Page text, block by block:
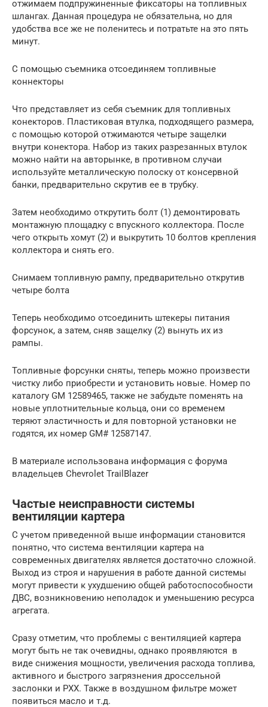
отжимаем подпружиненные фиксаторы на топливных
шлангах. Данная процедура не обязательна, но для
удобства все же не поленитесь и потратьте на это пять
минут.
С помощью съемника отсоединяем топливные
коннекторы
Что представляет из себя съемник для топливных
конекторов. Пластиковая втулка, подходящего размера,
с помощью которой отжимаются четыре защелки
внутри конектора. Набор из таких разрезанных втулок
можно найти на авторынке, в противном случаи
используйте металлическую полоску от консервной
банки, предварительно скрутив ее в трубку.
Затем необходимо открутить болт (1) демонтировать
монтажную площадку с впускного коллектора. После
чего открыть хомут (2) и выкрутить 10 болтов крепления
коллектора и снять его.
Снимаем топливную рампу, предварительно открутив
четыре болта
Теперь необходимо отсоединить штекеры питания
форсунок, а затем, сняв защелку (2) вынуть их из
рампы.
Топливные форсунки сняты, теперь можно произвести
чистку либо приобрести и установить новые. Номер по
каталогу GM 12589465, также не забудьте поменять на
новые уплотнительные кольца, они со временем
теряют эластичность и для повторной установки не
годятся, их номер GM# 12587147.
В материале использована информация с форума
владельцев Chevrolet TrailBlazer
Частые неисправности системы
вентиляции картера
С учетом приведенной выше информации становится
понятно, что система вентиляции картера на
современных двигателях является достаточно сложной.
Выход из строя и нарушения в работе данной системы
могут привести к ухудшению общей работоспособности
ДВС, возникновению неполадок и уменьшению ресурса
агрегата.
Сразу отметим, что проблемы с вентиляцией картера
могут быть не так очевидны, однако проявляются в
виде снижения мощности, увеличения расхода топлива,
активного и быстрого загрязнения дроссельной
заслонки и РХХ. Также в воздушном фильтре может
появиться масло и т.д.